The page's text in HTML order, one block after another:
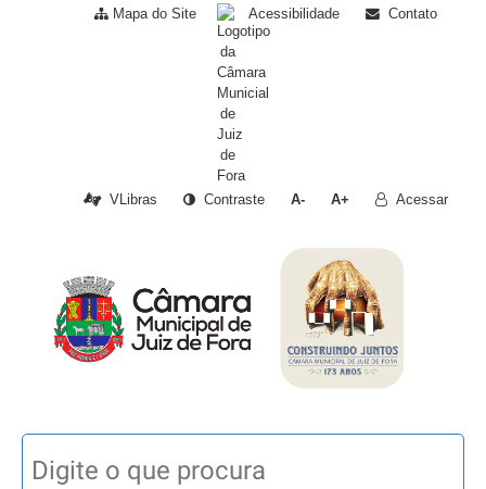
Mapa do Site Acessibilidade Contato
VLibras Contraste A- A+ Acessar